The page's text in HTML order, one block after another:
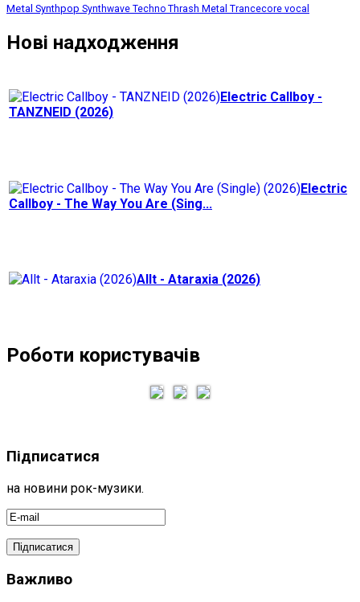
Metal Synthpop Synthwave Techno Thrash Metal Trancecore vocal
Нові надходження
Electric Callboy -
TANZNEID (2026)
Electric
Callboy - The Way You Are (Sing...
Allt - Ataraxia (2026)
Роботи користувачів
Підписатися
на новини рок-музики.
Важливо